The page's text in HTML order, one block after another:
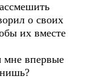
о своих
их вместе
мне впервые